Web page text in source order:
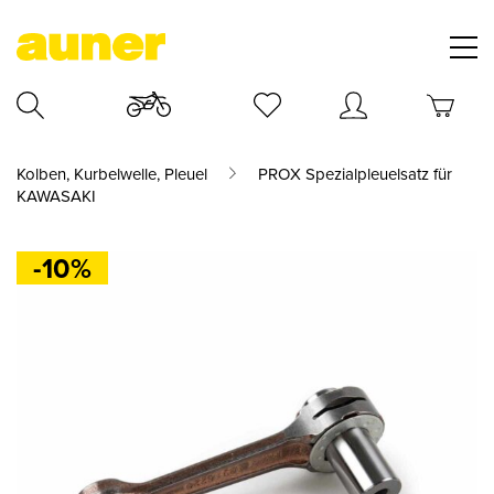
Kolben, Kurbelwelle, Pleuel
PROX Spezialpleuelsatz für
KAWASAKI
-10%